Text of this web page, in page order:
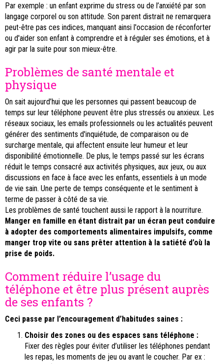
Par exemple : un enfant exprime du stress ou de l’anxiété par son
langage corporel ou son attitude. Son parent distrait ne remarquera
peut-être pas ces indices, manquant ainsi l'occasion de réconforter
ou d'aider son enfant à comprendre et à réguler ses émotions, et à
agir par la suite pour son mieux-être.
Problèmes de santé mentale et
physique
On sait aujourd’hui que les personnes qui passent beaucoup de
temps sur leur téléphone peuvent être plus stressés ou anxieux. Les
réseaux sociaux, les emails professionnels ou les actualités peuvent
générer des sentiments d'inquiétude, de comparaison ou de
surcharge mentale, qui affectent ensuite leur humeur et leur
disponibilité émotionnelle. De plus, le temps passé sur les écrans
réduit le temps consacré aux activités physiques, aux jeux, ou aux
discussions en face à face avec les enfants, essentiels à un mode
de vie sain. Une perte de temps conséquente et le sentiment à
terme de passer à côté de sa vie.
Les problèmes de santé touchent aussi le rapport à la nourriture.
Manger en famille en étant distrait par un écran peut conduire
à adopter des comportements alimentaires impulsifs, comme
manger trop vite ou sans prêter attention à la satiété d’où la
prise de poids.
Comment réduire l’usage du
téléphone et être plus présent auprès
de ses enfants ?
Ceci passe par l’encouragement d’habitudes saines :
Choisir des zones ou des espaces sans téléphone :
Fixer des règles pour éviter d’utiliser les téléphones pendant
les repas, les moments de jeu ou avant le coucher. Par ex :